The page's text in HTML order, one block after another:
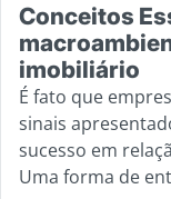
Conceitos
imobiliário
É fato que
sinais
sucesso em
Uma forma de